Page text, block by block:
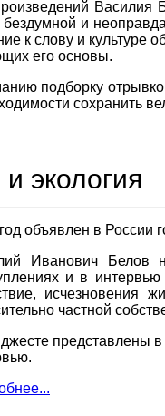
Василия
и
к слову и культуре
его основы.
подборку
сохранить
экология
объявлен в России
Иванович Белов
и в
исчезновения
частной
представлены